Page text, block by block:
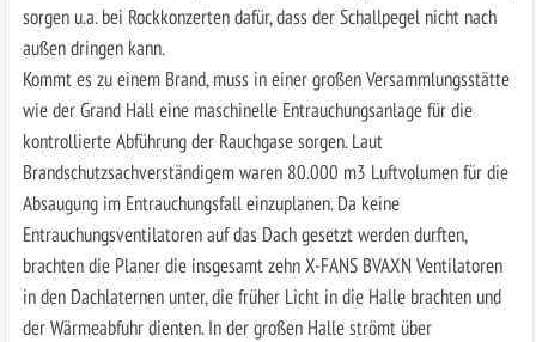
sorgen u.a. bei Rockkonzerten dafür, dass der Schallpegel nicht nach
außen dringen kann.
Kommt es zu einem Brand, muss in einer großen Versammlungsstätte
wie der Grand Hall eine maschinelle Entrauchungsanlage für die
kontrollierte Abführung der Rauchgase sorgen. Laut
Brandschutzsachverständigem waren 80.000 m3 Luftvolumen für die
Absaugung im Entrauchungsfall einzuplanen. Da keine
Entrauchungsventilatoren auf das Dach gesetzt werden durften,
brachten die Planer die insgesamt zehn X-FANS BVAXN Ventilatoren
in den Dachlaternen unter, die früher Licht in die Halle brachten und
der Wärmeabfuhr dienten. In der großen Halle strömt über